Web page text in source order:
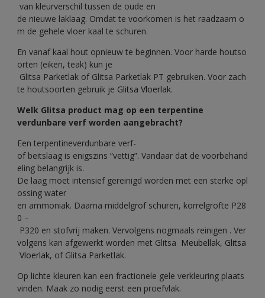
van kleurverschil tussen de oude en
de nieuwe laklaag. Omdat te voorkomen is het raadzaam o
m de gehele vloer kaal te schuren.
En vanaf kaal hout opnieuw te beginnen. Voor harde houtso
orten (eiken, teak) kun je
Glitsa Parketlak of Glitsa Parketlak PT gebruiken. Voor zach
te houtsoorten gebruik je Glitsa Vloerlak.
Welk Glitsa product mag op een terpentine
verdunbare verf worden aangebracht?
Een terpentineverdunbare verf-
of beitslaag is enigszins “vettig”. Vandaar dat de voorbehand
eling belangrijk is.
De laag moet intensief gereinigd worden met een sterke opl
ossing water
en ammoniak. Daarna middelgrof schuren, korrelgrofte P28
0 –
P320 en stofvrij maken. Vervolgens nogmaals reinigen . Ver
volgens kan afgewerkt worden met Glitsa Meubellak, Glitsa
Vloerlak, of Glitsa Parketlak.
Op lichte kleuren kan een fractionele gele verkleuring plaats
vinden. Maak zo nodig eerst een proefvlak.